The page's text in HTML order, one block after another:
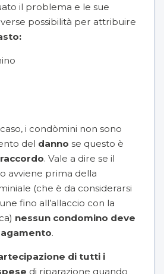
il problema e le sue
possibilità per attribuire
i condòmini non sono
del danno se questo è
. Vale a dire se il
avviene prima della
(che è da considerarsi
fino all’allaccio con la
nessun condomino deve
.
di tutti i
di riparazione quando